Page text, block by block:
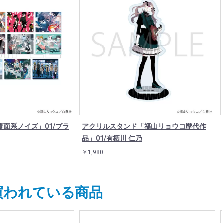
面系ノイズ」01/ブラ
アクリルスタンド「福山リョウコ歴代作
品」01/有栖川 仁乃
￥1,980
われている商品